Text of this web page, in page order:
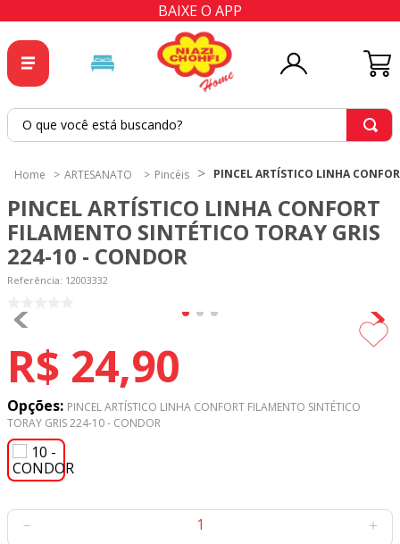
BAIXE O APP
O que você está buscando?
ARTESANATO Pincéis PINCEL ARTÍSTICO LINHA
PINCEL ARTÍSTICO LINHA CONFORT
FILAMENTO SINTÉTICO TORAY GRIS
224-10 - CONDOR
Referência: 12003332
R$ 24,90
Opções: PINCEL ARTÍSTICO LINHA CONFORT FILAMENTO SINTÉTICO
TORAY GRIS 224-10 - CONDOR
＋
－
2º
tapete
3
cortina
4º
tapetes
5
7º
percal
8º
tecido tricoline
9º
tecido oxford
10º toalha mesa